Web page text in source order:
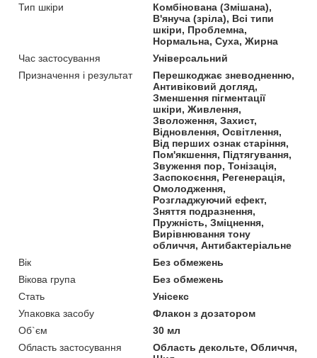
Тип шкіри
Комбінована (Змішана),
В'януча (зріла), Всі типи
шкіри, Проблемна,
Нормальна, Суха, Жирна
Час застосування
Універсальний
Призначення і результат
Перешкоджає зневодненню,
Антивіковий догляд,
Зменшення пігментації
шкіри, Живлення,
Зволоження, Захист,
Відновлення, Освітлення,
Від перших ознак старіння,
Пом'якшення, Підтягування,
Звуження пор, Тонізація,
Заспокоєння, Регенерація,
Омолодження,
Розгладжуючий ефект,
Зняття подразнення,
Пружність, Зміцнення,
Вирівнювання тону
обличчя, Антибактеріальне
Вік
Без обмежень
Вікова група
Без обмежень
Стать
Унісекс
Упаковка засобу
Флакон з дозатором
Об`єм
30 мл
Область застосування
Область декольте, Обличчя,